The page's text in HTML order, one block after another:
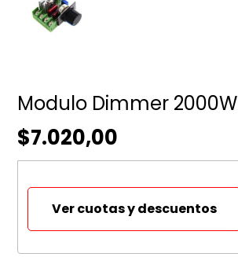
Modulo Dimmer 2000W
$7.020,00
Ver cuotas y descuentos